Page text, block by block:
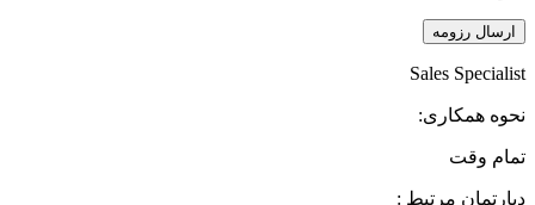
ارسال رزومه
Sales Specialist
نحوه همکاری:
تمام وقت
دپارتمان مرتبط :